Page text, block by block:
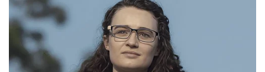
Aktien ATX DAX EuroStoxx 50 Dow Jones NASDAQ 100
Impressum-Werbung- Barrierefreiheit
Sitemap
-Datenschutz-Disclaimer-AGB-Privatsphäre-Einstellungen